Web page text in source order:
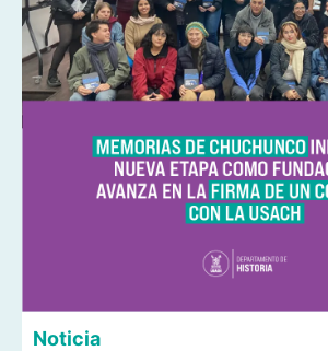
Noticia